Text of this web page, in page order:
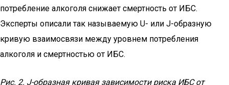
потребление алкоголя снижает смертность от ИБС.
Эксперты описали так называемую U- или J-образную
кривую взаимосвязи между уровнем потребления
алкоголя и смертностью от ИБС.
Рис. 2. J-образная кривая зависимости риска ИБС от